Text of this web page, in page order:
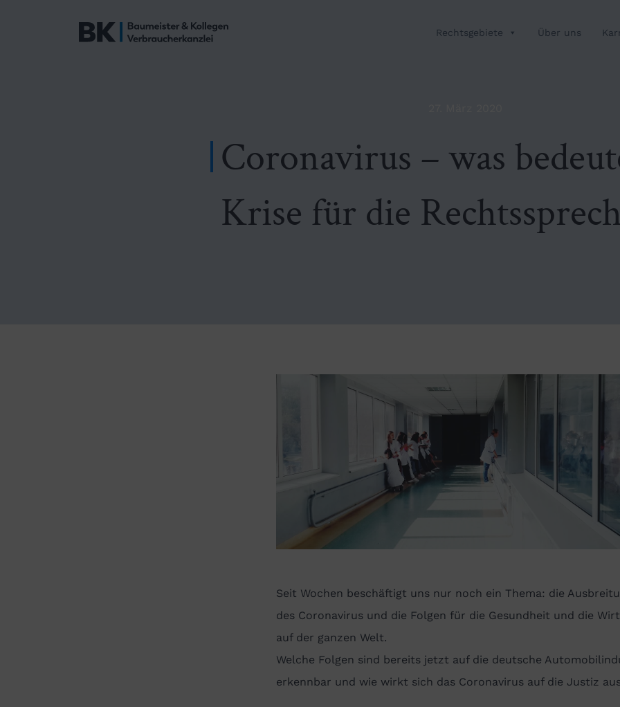
Rechtsgebiete Über uns
Coronavirus – was
Krise für die
Seit Wochen beschäftigt uns nur noch ein Thema: die
des Coronavirus und die Folgen für die Gesundheit und die
auf der ganzen Welt.
Welche Folgen sind bereits jetzt auf die deutsche
erkennbar und wie wirkt sich das Coronavirus auf die Justiz